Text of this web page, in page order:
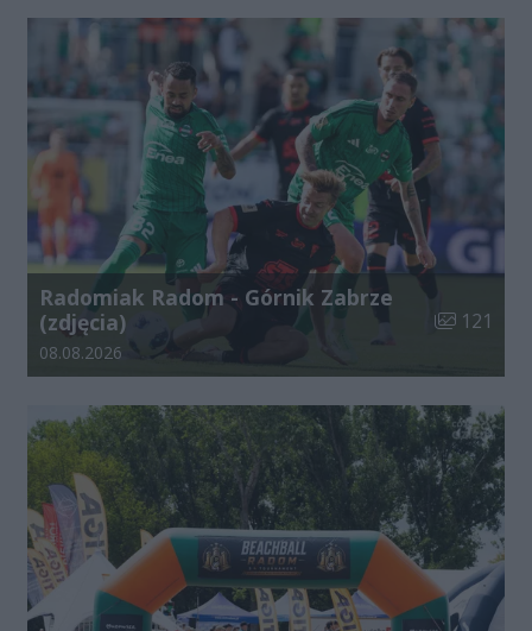
Radomiak Radom - Górnik Zabrze
(zdjęcia)
Liczba
121
Data dodania galerii:
08.08.2026